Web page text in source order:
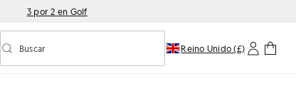
3 por 2 en Golf
Activar/desactivar la búsqueda predictiva
Buscar Reino Unido (£)